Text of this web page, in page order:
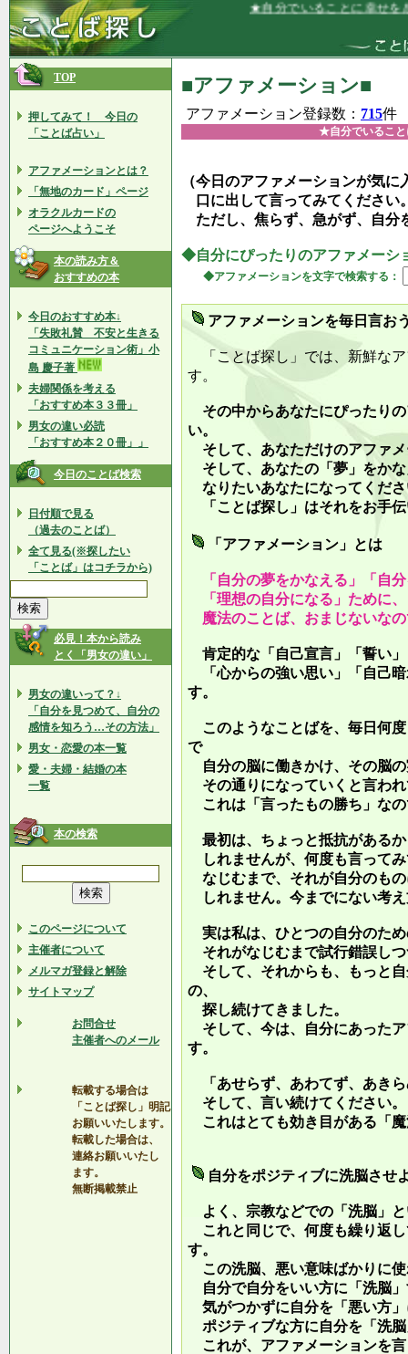
★自分でいることに幸せを感じていま
TOP
押してみて！ 今日の
「ことば占い」
アファメーションとは？
「無地のカード」ページ
オラクルカードの
ページへようこそ
本の読み方＆
おすすめの本
今日のおすすめ本↓
「失敗礼賛 不安と生きる
コミュニケーション術」小
島 慶子著
夫婦関係を考える
「おすすめ本３３冊」
男女の違い必読
「おすすめ本２０冊」」
今日のことば検索
日付順で見る
（過去のことば）
全て見る(※探したい
「ことば」はコチラから)
必見！本から読み
とく「男女の違い」
男女の違いって？↓
「自分を見つめて、自分の
感情を知ろう…その方法」
男女・恋愛の本一覧
愛・夫婦・結婚の本
一覧
本の検索
このページについて
主催者について
メルマガ登録と解除
サイトマップ
お問合せ
主催者へのメール
転載する場合は
「ことば探し」明記
お願いいたします。
転載した場合は、
連絡お願いいたし
ます。
無断掲載禁止
■アファメーション■
アファメーション登録数： 715件
★自分でいるこ
（今日のアファメーションが気
口に出して言ってみてください
ただし、焦らず、急がず、自分
◆自分にぴったりのアファメーシ
◆アファメーションを文字で検索する：
アファメーションを毎日言お
「ことば探し」では、新鮮な
す。
その中からあなたにぴったり
い。
そして、あなただけのアファ
そして、あなたの「夢」をか
なりたいあなたになってくだ
「ことば探し」はそれをお手
「アファメーション」とは
「自分の夢をかなえる」「自
「理想の自分になる」ために
魔法のことば、おまじないな
肯定的な「自己宣言」「誓い
「心からの強い思い」「自己
す。
このようなことばを、毎日何
で
自分の脳に働きかけ、その脳
その通りになっていくと言わ
これは「言ったもの勝ち」な
最初は、ちょっと抵抗がある
しれませんが、何度も言って
なじむまで、それが自分のも
しれません。今までにない考
実は私は、ひとつの自分のた
それがなじむまで試行錯誤し
そして、それからも、もっと
の、
探し続けてきました。
そして、今は、自分にあった
す。
「あせらず、あわてず、あき
そして、言い続けてください。
これはとても効き目がある「
自分をポジティブに洗脳させ
よく、宗教などでの「洗脳」
これと同じで、何度も繰り返
す。
この洗脳、悪い意味ばかりに
自分で自分をいい方に「洗脳
気がつかずに自分を「悪い方
ポジティブな方に自分を「洗
これが、アファメーションを